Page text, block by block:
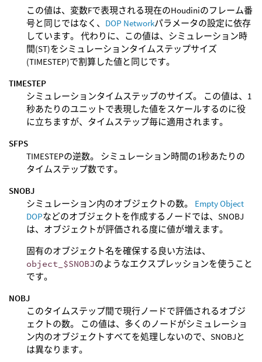
この値は、変数Fで表現される現在のHoudiniのフレーム番
号と同じではなく、 DOP Networkパラメータの設定に依存
しています。 代わりに、この値は、シミュレーション時
間(ST)をシミュレーションタイムステップサイズ
(TIMESTEP)で割算した値と同じです。
TIMESTEP
シミュレーションタイムステップのサイズ。 この値は、1
秒あたりのユニットで表現した値をスケールするのに役
に立ちますが、タイムステップ毎に適用されます。
SFPS
TIMESTEPの逆数。 シミュレーション時間の1秒あたりの
タイムステップ数です。
SNOBJ
シミュレーション内のオブジェクトの数。 Empty Object
DOPなどのオブジェクトを作成するノードでは、SNOBJ
は、オブジェクトが評価される度に値が増えます。
固有のオブジェクト名を確保する良い方法は、
object_$SNOBJのようなエクスプレッションを使うこと
です。
NOBJ
このタイムステップ間で現行ノードで評価されるオブジ
ェクトの数。 この値は、多くのノードがシミュレーショ
ン内のオブジェクトすべてを処理しないので、SNOBJと
は異なります。